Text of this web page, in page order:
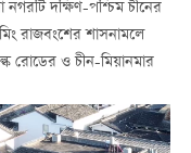
দক্ষিণ-পশ্চিম চীনের
রাজবংশের শাসনামলে
রোডের ও চীন-মিয়ানমার